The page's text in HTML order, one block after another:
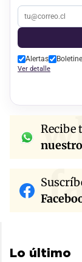
Alertas
Ver detalle
Recibe
Lo último